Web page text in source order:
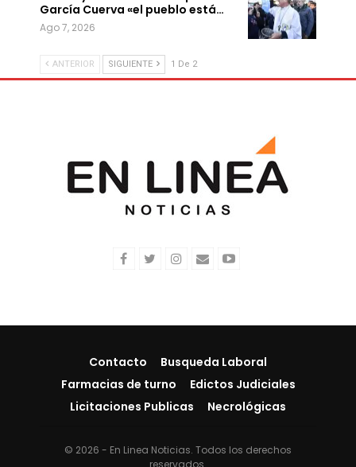
García Cuerva «el pueblo está…
Ago 7, 2026
ANTERIOR SIGUIENTE 1 De 2
Contacto
Busqueda Laboral
Farmacias de turno
Edictos Judiciales
Licitaciones Publicas
Necrológicas
© 2026 - En Linea Noticias. Todos los derechos
reservados.